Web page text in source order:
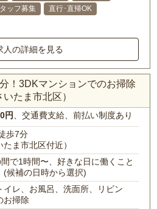
ッフ募集
直行･直帰OK
人の詳細を見る
！3DKマンションでのお掃除
たま市北区）
円、交通費支給、前払い制度あり
歩7分
たま市北区付近）
で1時間〜、好きな日に働くこと
(候補の日時から選択)
イレ、お風呂、洗面所、リビン
お掃除